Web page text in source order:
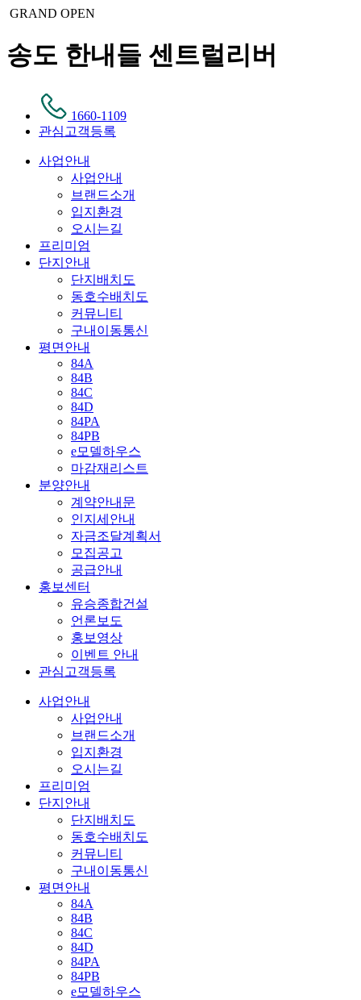
GRAND OPEN
송도 한내들 센트럴리버
1660-1109
관심고객등록
사업안내
사업안내
브랜드소개
입지환경
오시는길
프리미엄
단지안내
단지배치도
동호수배치도
커뮤니티
구내이동통신
평면안내
84A
84B
84C
84D
84PA
84PB
e모델하우스
마감재리스트
분양안내
계약안내문
인지세안내
자금조달계획서
모집공고
공급안내
홍보센터
유승종합건설
언론보도
홍보영상
이벤트 안내
관심고객등록
사업안내
사업안내
브랜드소개
입지환경
오시는길
프리미엄
단지안내
단지배치도
동호수배치도
커뮤니티
구내이동통신
평면안내
84A
84B
84C
84D
84PA
84PB
e모델하우스